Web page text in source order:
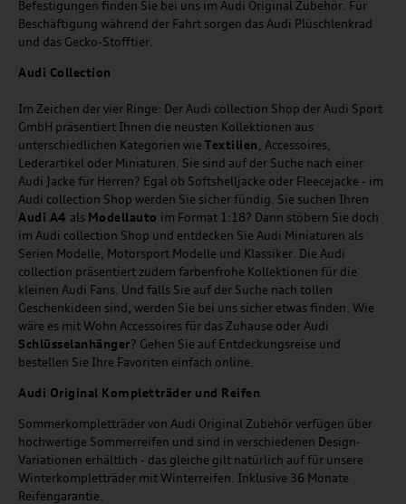
Befestigungen finden Sie bei uns im Audi Original Zubehör. Für
Beschäftigung während der Fahrt sorgen das Audi Plüschlenkrad
und das Gecko-Stofftier.
Audi Collection
Im Zeichen der vier Ringe: Der Audi collection Shop der Audi Sport
GmbH präsentiert Ihnen die neusten Kollektionen aus
unterschiedlichen Kategorien wie Textilien , Accessoires,
Lederartikel oder Miniaturen. Sie sind auf der Suche nach einer
Audi Jacke für Herren? Egal ob Softshelljacke oder Fleecejacke - im
Audi collection Shop werden Sie sicher fündig. Sie suchen Ihren
Audi A4 als Modellauto im Format 1:18? Dann stöbern Sie doch
im Audi collection Shop und entdecken Sie Audi Miniaturen als
Serien Modelle, Motorsport Modelle und Klassiker. Die Audi
collection präsentiert zudem farbenfrohe Kollektionen für die
kleinen Audi Fans. Und falls Sie auf der Suche nach tollen
Geschenkideen sind, werden Sie bei uns sicher etwas finden. Wie
wäre es mit Wohn Accessoires für das Zuhause oder Audi
Schlüsselanhänger? Gehen Sie auf Entdeckungsreise und
bestellen Sie Ihre Favoriten einfach online.
Audi Original Kompletträder und Reifen
Sommerkompletträder von Audi Original Zubehör verfügen über
hochwertige Sommerreifen und sind in verschiedenen Design-
Variationen erhältlich - das gleiche gilt natürlich auf für unsere
Winterkompletträder mit Winterreifen. Inklusive 36 Monate
Reifengarantie.